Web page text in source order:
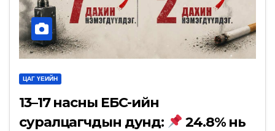
ЦАГ ҮЕИЙН
13–17 насны ЕБС-ийн
суралцагчдын дунд:
24.8% нь